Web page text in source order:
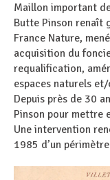
Maillon important
Butte Pinson renaît
France Nature,
acquisition du
requalification,
espaces naturels
Depuis près de 30
Pinson pour mettre
Une intervention
1985 d’un